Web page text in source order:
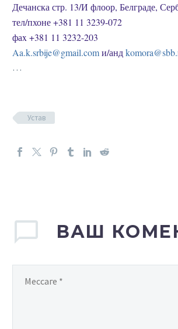
Дечанска стр. 13/И флоор, Белграде,
тел/пхоне +381 11 3239-072
фаx +381 11 3232-203
Aa.k.srbije@gmail.comи/анд
…
Устав
ВАШ